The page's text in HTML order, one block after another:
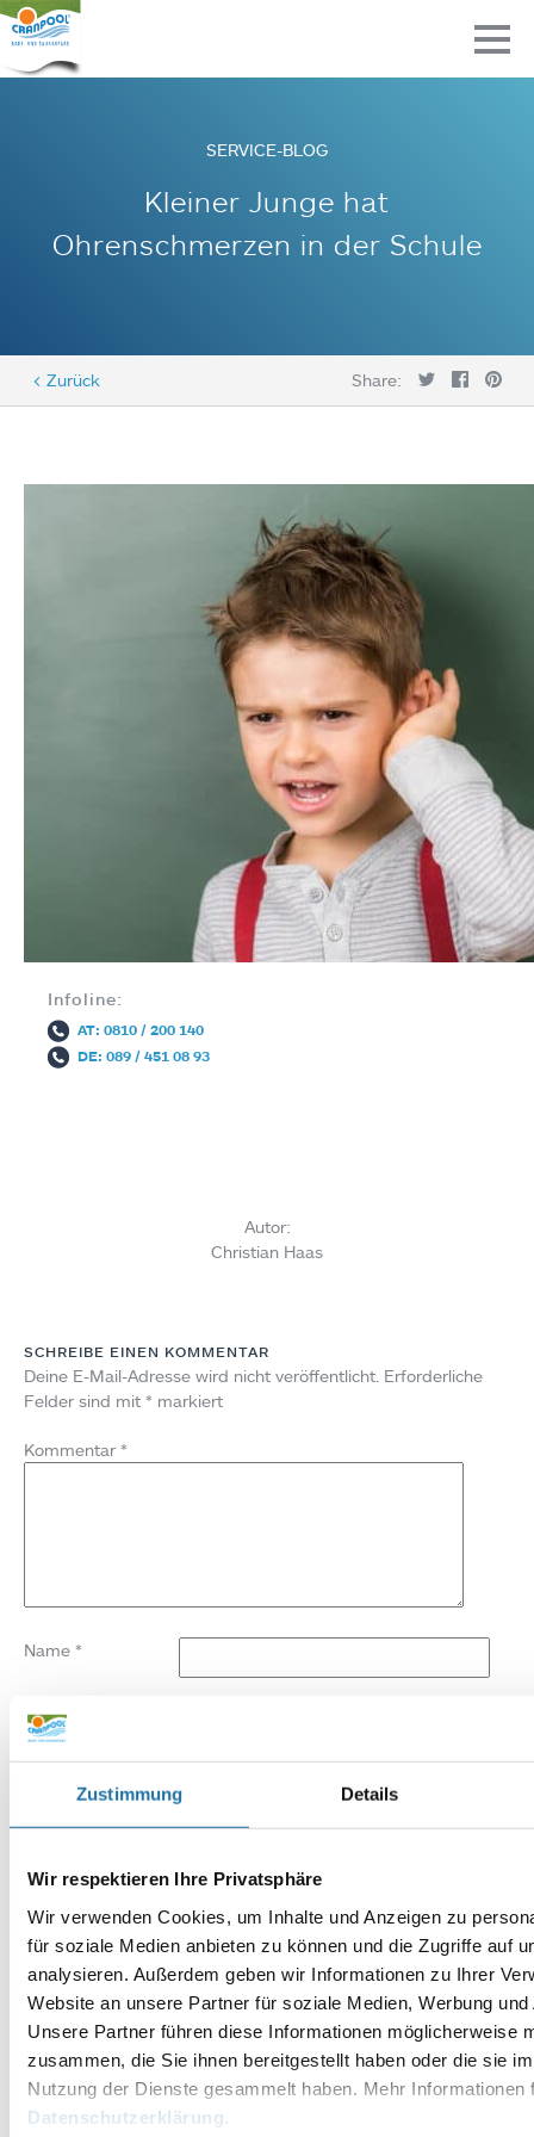
Zustimmung Details
Wir respektieren Ihre Privatsphäre
Wir verwenden Cookies, um Inhalte und Anzeigen zu
für soziale Medien anbieten zu können und die Zugriffe auf
analysieren. Außerdem geben wir Informationen zu Ihrer
Website an unsere Partner für soziale Medien, Werbung
Unsere Partner führen diese Informationen möglicherweise
zusammen, die Sie ihnen bereitgestellt haben oder die sie
Nutzung der Dienste gesammelt haben. Mehr Informationen
Datenschutzerklärung
SERVICE-BLOG
Kleiner Junge hat
Ohrenschmerzen in der Schule
< Zurück Share:
Infoline:
AT: 0810 / 200 140
DE: 089 / 451 08 93
Autor:
Christian Haas
SCHREIBE EINEN KOMMENTAR
Deine E-Mail-Adresse wird nicht veröffentlicht. Erforderliche
Felder sind mit * markiert
Kommentar *
Name *
E-Mail-Adresse